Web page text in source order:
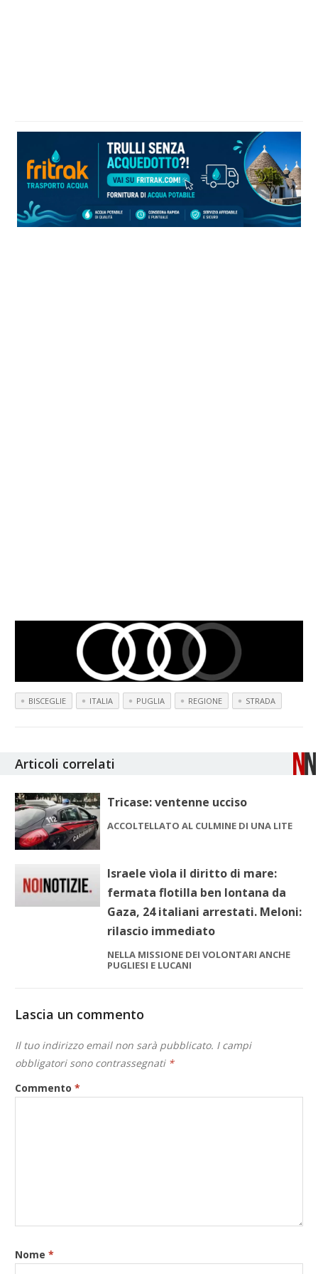
BISCEGLIE ITALIA PUGLIA REGIONE STRADA
Articoli correlati
Tricase: ventenne ucciso
ACCOLTELLATO AL CULMINE DI UNA LITE
Israele vìola il diritto di mare:
fermata flotilla ben lontana da
Gaza, 24 italiani arrestati. Meloni:
rilascio immediato
NELLA MISSIONE DEI VOLONTARI ANCHE
PUGLIESI E LUCANI
Lascia un commento
Il tuo indirizzo email non sarà pubblicato. I campi
obbligatori sono contrassegnati *
Commento*
Nome*